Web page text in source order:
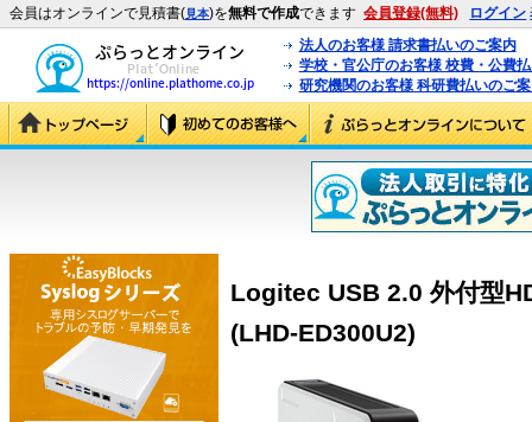
会員はオンラインで見積書(見本)を無料で作成できます 会員登録(無料) ログイン
法人のお客様 請求書払いのご案内
学校・官公庁のお客様 校費・公費
研究機関のお客様 科研費払いのご
Logitec USB 2.0 外付型
(LHD-ED300U2)